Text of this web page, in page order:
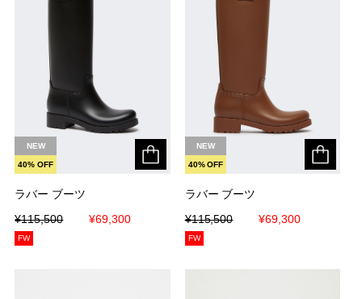
ラバー ブーツ
¥115,500
¥69,300
NEW
40% OFF
ラバー ブーツ
¥115,500
¥69,300
FW
ラバー ブーツ
¥115,500
¥69,300
NEW
40% OFF
ラバー ブーツ
¥115,500
¥69,300
FW